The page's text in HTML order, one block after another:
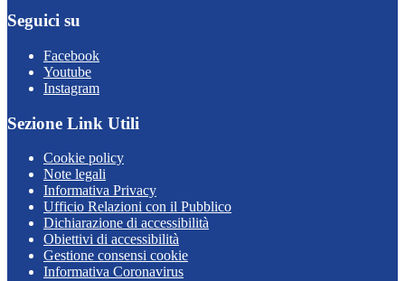
Seguici su
Facebook
Youtube
Instagram
Sezione Link Utili
Cookie policy
Note legali
Informativa Privacy
Ufficio Relazioni con il Pubblico
Dichiarazione di accessibilità
Obiettivi di accessibilità
Gestione consensi cookie
Informativa Coronavirus